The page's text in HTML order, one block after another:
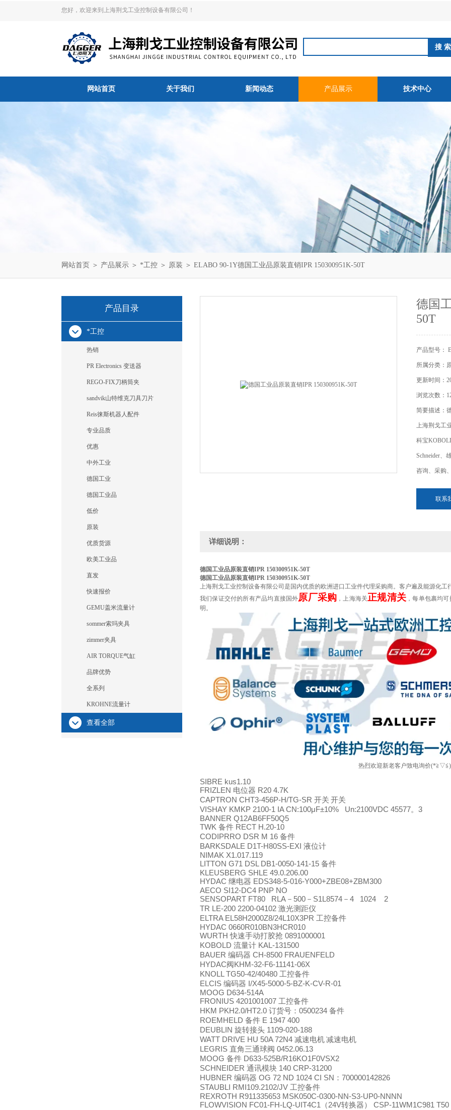
您好，欢迎来到上海荆戈工业控制设备有限公司！
网站首页 关于我们 新闻动态 产品展示 技术中心
网站首页 ＞ 产品展示 ＞ *工控 ＞ 原装 ＞ ELABO 90-1Y德国工业品原装直销IPR 150300951K-50T
产品目录
*工控
热销
PR Electronics 变送器
REGO-FIX刀柄筒夹
sandvik山特维克刀具刀片
Reis徕斯机器人配件
专业品质
优惠
中外工业
德国工业
德国工业品
低价
原装
优质货源
欧美工业品
直发
快速报价
GEMU盖米流量计
sommer索玛夹具
zimmer夹具
AIR TORQUE气缸
品牌优势
全系列
KROHNE流量计
查看全部
德国
50T
产品型号：
所属分类：
更新时间：
浏览次数：
简要描述：
上海荆戈工
科宝
Schneider、
咨询、采购
联系
详细说明：
德国工业品原装直销IPR 150300951K-50T
德国工业品原装直销IPR 150300951K-50T
上海荆戈工业控制设备有限公司是国内优质的欧洲进口工业件代理采购商。客户遍及能源化
我们保证交付的所有产品均直接国外原厂采购 ，上海海关正规清关 ，每单包裹均
明。
热烈欢迎新老客户致电询价
SIBRE kus1.10
FRIZLEN 电位器 R20 4.7K
CAPTRON CHT3-456P-H/TG-SR 开关 开关
VISHAY KMKP 2100-1 IA CN:100μF±10% Un:2100VDC 45577。 3
BANNER Q12AB6FF50Q5
TWK 备件 RECT H.20-10
CODIPRRO DSR M 16 备件
BARKSDALE D1T-H80SS-EXI 液位计
NIMAK X1.017.119
LITTON G71 DSL DB1-0050-141-15 备件
KLEUSBERG SHLE 49.0.206.00
HYDAC 继电器 EDS348-5-016-Y000+ZBE08+ZBM300
AECO SI12-DC4 PNP NO
SENSOPART FT80
RLA － 500 － S1L8574 － 4
1024 2
TR LE-200 2200-04102 激光测距仪
ELTRA EL58H2000Z8/24L10X3PR 工控备件
HYDAC 0660R010BN3HCR010
WURTH快速手动打胶抢 0891000001
KOBOLD 流量计 KAL-131500
BAUER 编码器 CH-8500 FRAUENFELD
HYDAC阀 KHM-32-F6-11141-06X
KNOLL TG50-42/40480 工控备件
ELCIS 编码器 I/X45-5000-5-BZ-K-CV-R-01
MOOG D634-514A
FRONIUS 4201001007 工控备件
HKM PKH2.0/HT2.0 订货号： 0500234 备件
ROEMHELD 备件 E 1947 400
DEUBLIN 旋转接头 1109-020-188
WATT DRIVE HU 50A 72N4 减速电机减速电机
LEGRIS 直角三通球阀 0452.06.13
MOOG 备件 D633-525B/R16KO1F0VSX2
SCHNEIDER 通讯模块 140 CRP-31200
HUBNER 编码器 OG 72 ND 1024 CI SN ： 700000142826
STAUBLI RMI109.2102/JV 工控备件
REXROTH R911335653 MSK050C-0300-NN-S3-UP0-NNNN
FLOWVISION FC01-FH-LQ-UIT4C1
（24V转换器） CSP-11WM1C981 T50